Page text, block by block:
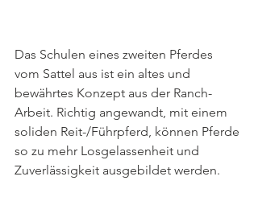
Das Schulen eines zweiten Pferdes
vom Sattel aus ist ein altes und
bewährtes Konzept aus der Ranch-
Arbeit. Richtig angewandt, mit einem
soliden Reit-/Führpferd, können Pferde
so zu mehr Losgelassenheit und
Zuverlässigkeit ausgebildet werden.